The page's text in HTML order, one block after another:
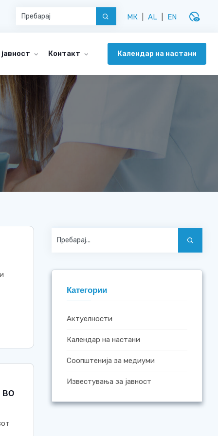
МК AL EN disabled_visible
Контакт Календар на настани
ВО
Категории
Актуелности
Календар на настани
Соопштенија за медиуми
Известувања за јавност